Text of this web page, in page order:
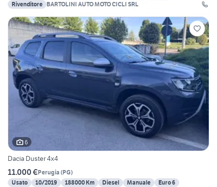
Rivenditore BARTOLINI AUTO MOTO CICLI SRL
6
Dacia Duster 4x4
11.000 €Perugia (PG)
Usato
10/2019 188000 Km Diesel Manuale
Euro 6